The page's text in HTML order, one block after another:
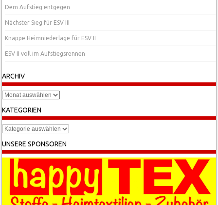
Dem Aufstieg entgegen
Nächster Sieg für ESV III
Knappe Heimniederlage für ESV II
ESV II voll im Aufstiegsrennen
ARCHIV
Archiv
KATEGORIEN
Kategorien
UNSERE SPONSOREN